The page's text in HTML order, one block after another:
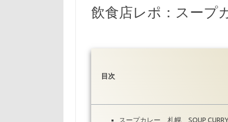
飲食店レポ：スープ
目次
スープカレー 札幌 SOUP CURRY